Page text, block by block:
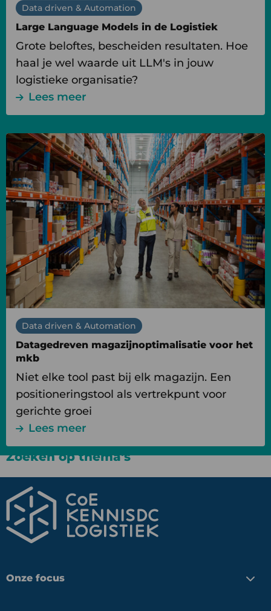
Large Language Models in de Logistiek
Data driven & Automation
Grote beloftes, bescheiden resultaten. Hoe
haal je wel waarde uit LLM's in jouw
logistieke organisatie?
Lees meer
Datagedreven magazijnoptimalisatie voor het
mkb
Data driven & Automation
Niet elke tool past bij elk magazijn. Een
positioneringstool als vertrekpunt voor
gerichte groei
Lees meer
Lees
meer
over
Datagedreven
magazijnoptimalisatie
voor
het
mkb
Zoeken op thema's
Onze focus